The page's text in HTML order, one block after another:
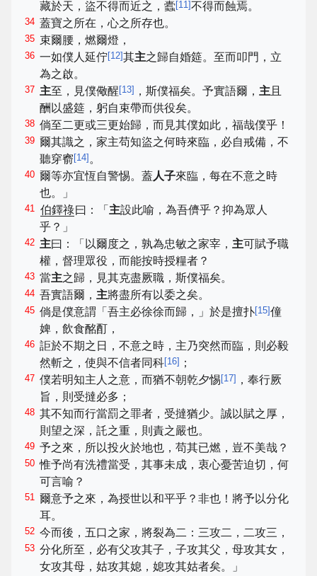
藏於天，盜不得而近之，蠹[11]不得而蝕焉。
34 蓋寶之所在，心之所存也。
35 束爾腰，燃爾燈，
36 一如僕人延佇[12]其主之歸自婚筵。至而叩門，立
為之啟。
37 主至，見僕儆醒 [13] ，斯僕福矣。予實語爾，主 且
酬以盛筵，躬自束帶而供役矣。
38 倘至二更或三更始歸，而見其僕如此，福哉僕乎！
39 爾其識之，家主苟知盜之何時來臨，必自戒備，不
聽穿窬 [14] 。
40 爾等亦宜恆自警惕。蓋人子來臨，每在不意之時
也。」
41 伯鐸祿曰：「主設此喻，為吾儕乎？抑為眾人
乎？」
42 主曰：「以爾度之，孰為忠敏之家宰，主可賦予職
權，督理眾役，而能按時授糧者？
43 當主之歸，見其克盡厥職，斯僕福矣。
44 吾實語爾，主將盡所有以委之矣。
45 倘是僕意謂「吾主必徐徐而歸，」於是擅扑[15]僮
婢，飲食酩酊，
46 詎於不期之日，不意之時，主乃突然而臨，則必毅
然斬之，使與不信者同科[16] ；
47 僕若明知主人之意，而猶不朝乾夕惕 [17] ，奉行厥
旨，則受撻必多；
48 其不知而行當罰之罪者，受撻猶少。誠以賦之厚，
則望之深，託之重，則責之嚴也。
49 予之來，所以投火於地也，苟其已燃，豈不美哉？
50 惟予尚有洗禮當受，其事未成，衷心憂苦迫切，何
可言喻？
51 爾意予之來，為授世以和平乎？非也！將予以分化
耳。
52 今而後，五口之家，將裂為二：三攻二，二攻三，
53 分化所至，必有父攻其子，子攻其父，母攻其女，
女攻其母，姑攻其媳，媳攻其姑者矣。」